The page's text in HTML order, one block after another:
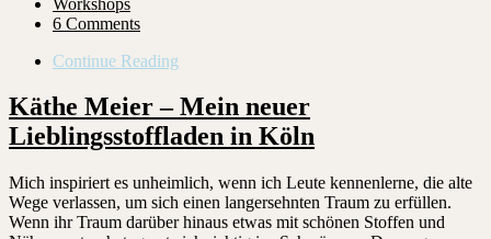
6 Comments
Continue Reading
Käthe Meier – Mein neuer
Lieblingsstoffladen in Köln
Mich inspiriert es unheimlich, wenn ich Leute kennenlerne, die alte
Wege verlassen, um sich einen langersehnten Traum zu erfüllen.
Wenn ihr Traum darüber hinaus etwas mit schönen Stoffen und